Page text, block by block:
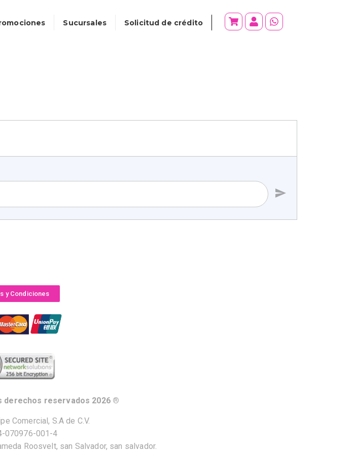
Sucursales Solicitud de crédito
y Condiciones
derechos reservados 2026 ®
Comercial, S.A de C.V.
070976-001-4
Roosvelt, san Salvador, san salvador.